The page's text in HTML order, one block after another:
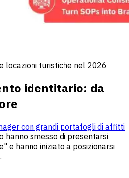
locazioni turistiche nel 2026
identitario: da
con grandi portafogli di affitti
hanno smesso di presentarsi
e hanno iniziato a posizionarsi
.